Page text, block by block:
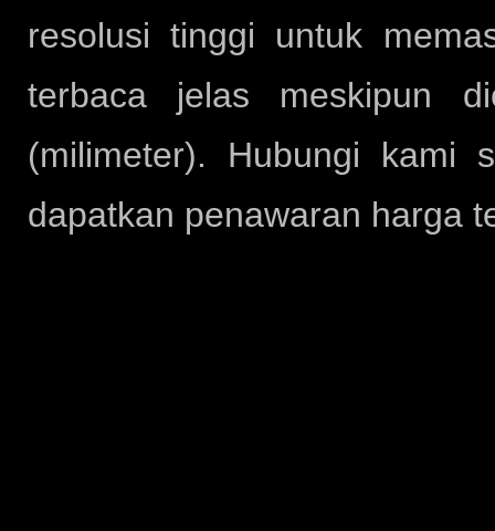
resolusi tinggi untuk
terbaca jelas meskipun
(milimeter). Hubungi kami
dapatkan penawaran harga